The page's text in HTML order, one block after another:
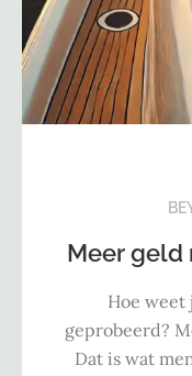
Meer geld
Hoe weet
geprobeerd?
Dat is wat